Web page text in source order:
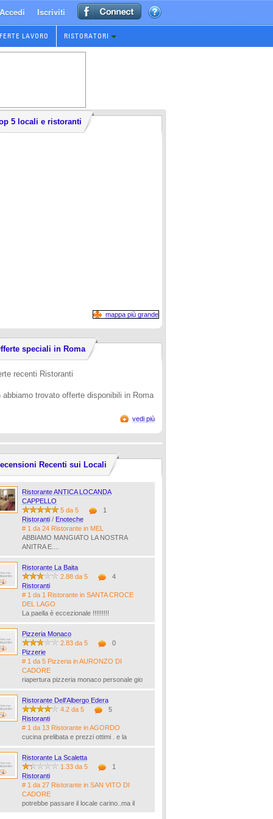
Accedi Iscriviti
LAVORO RISTORATORI
5 locali e ristoranti
mappa più grande
speciali in Roma
recenti Ristoranti
abbiamo trovato offerte disponibili in Roma
vedi più
Recenti sui Locali
Ristorante ANTICA LOCANDA
CAPPELLO
5 da 5
1
Ristoranti / Enoteche
# 1 da 24 Ristorante in MEL
ABBIAMO MANGIATO LA NOSTRA
ANITRA E....
Ristorante La Baita
2.88 da 5
4
Ristoranti
# 1 da 1 Ristorante in SANTA CROCE
DEL LAGO
La paella è eccezionale !!!!!!!!!
Pizzeria Monaco
2.83 da 5
0
Pizzerie
# 1 da 5 Pizzeria in AURONZO DI
CADORE
riapertura pizzeria monaco personale gio
Ristorante Dell'Albergo Edera
4.2 da 5
5
Ristoranti
# 1 da 13 Ristorante in AGORDO
cucina prelibata e prezzi ottimi . e la
Ristorante La Scaletta
1.33 da 5
1
Ristoranti
# 1 da 27 Ristorante in SAN VITO DI
CADORE
potrebbe passare il locale carino..ma il